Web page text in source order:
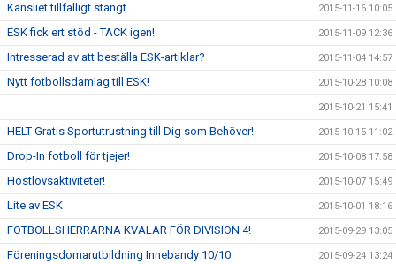
Kansliet tillfälligt stängt 2015-11-16 10:05
ESK fick ert stöd - TACK igen! 2015-11-09 12:36
Intresserad av att beställa ESK-artiklar? 2015-11-04 14:57
Nytt fotbollsdamlag till ESK! 2015-10-28 10:08
2015-10-21 15:41
HELT Gratis Sportutrustning till Dig som Behöver! 2015-10-15 11:02
Drop-In fotboll för tjejer! 2015-10-08 17:58
Höstlovsaktiviteter! 2015-10-07 15:49
Lite av ESK 2015-10-01 18:16
FOTBOLLSHERRARNA KVALAR FÖR DIVISION 4! 2015-09-29 13:05
Föreningsdomarutbildning Innebandy 10/10 2015-09-24 13:24